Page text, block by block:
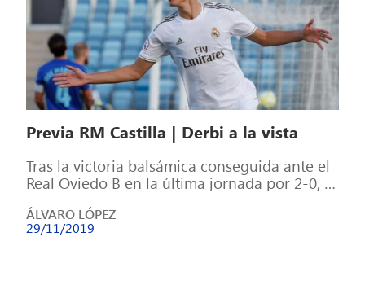
Previa RM Castilla | Derbi a la vista
Tras la victoria balsámica conseguida ante el
Real Oviedo B en la última jornada por 2-0, el
ÁLVARO LÓPEZ
29/11/2019